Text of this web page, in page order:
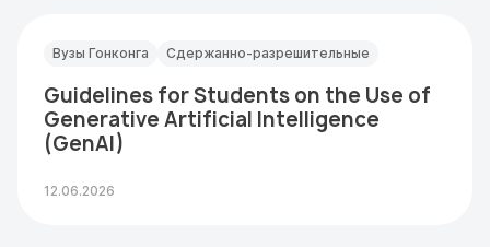
Вузы Гонконга Сдержанно-разрешительные
Guidelines for Students on the Use of
Generative Artificial Intelligence
(GenAI)
12.06.2026